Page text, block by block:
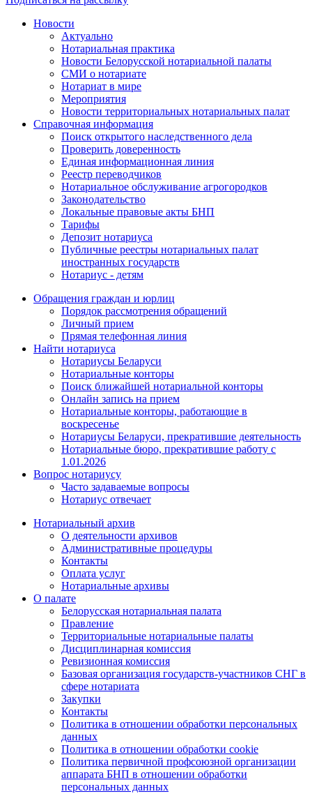
Новости
Актуально
Нотариальная практика
Новости Белорусской нотариальной палаты
СМИ о нотариате
Нотариат в мире
Мероприятия
Новости территориальных нотариальных палат
Справочная информация
Поиск открытого наследственного дела
Проверить доверенность
Единая информационная линия
Реестр переводчиков
Нотариальное обслуживание агрогородков
Законодательство
Локальные правовые акты БНП
Тарифы
Депозит нотариуса
Публичные реестры нотариальных палат
иностранных государств
Нотариус - детям
Обращения граждан и юрлиц
Порядок рассмотрения обращений
Личный прием
Прямая телефонная линия
Найти нотариуса
Нотариусы Беларуси
Нотариальные конторы
Поиск ближайшей нотариальной конторы
Онлайн запись на прием
Нотариальные конторы, работающие в
воскресенье
Нотариусы Беларуси, прекратившие деятельность
Нотариальные бюро, прекратившие работу с
1.01.2026
Вопрос нотариусу
Часто задаваемые вопросы
Нотариус отвечает
Нотариальный архив
О деятельности архивов
Административные процедуры
Контакты
Оплата услуг
Нотариальные архивы
О палате
Белорусская нотариальная палата
Правление
Территориальные нотариальные палаты
Дисциплинарная комиссия
Ревизионная комиссия
Базовая организация государств-участников СНГ в
сфере нотариата
Закупки
Контакты
Политика в отношении обработки персональных
данных
Политика в отношении обработки cookie
Политика первичной профсоюзной организации
аппарата БНП в отношении обработки
персональных данных